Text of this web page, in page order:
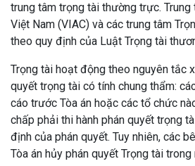
trung tâm trọng tài thường trực.
Việt Nam (VIAC) và các trung tâm
theo quy định của Luật Trọng tài
Trọng tài hoạt động theo nguyên tắc
quyết trọng tài có tính chung thẩm:
cáo trước Tòa án hoặc các tổ chức
chấp phải thi hành phán quyết trọng
định của phán quyết. Tuy nhiên, các
Tòa án hủy phán quyết Trọng tài